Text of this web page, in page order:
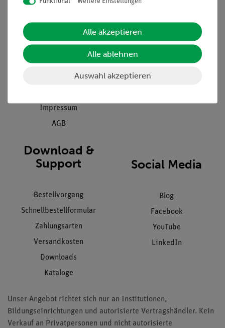
Stellenangebote
Kontakt
Hinweisgeberschutz
Impressum
AGB
Inventarisierungs- &
Einräumservice
Inbetriebnahme & Schulungen
Kundendienst
Download &
Support
Bestellvorgang
Schnellbestellformular
Zahlungsarten
Versandkosten
Downloads
Kataloge
Social Media
Blog
Facebook
YouTube
LinkedIn
Unser Angebot richtet sich nur an Institutionen,
Bildungseinrichtungen und autorisierte Vertragshändler. Kein
Verkauf an Privatpersonen und nicht autorisierte
Alle akzeptieren
Alle ablehnen
Auswahl akzeptieren